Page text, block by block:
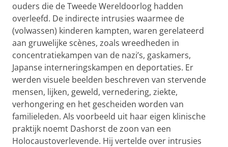
ouders die de Tweede Wereldoorlog hadden
overleefd. De indirecte intrusies waarmee de
(volwassen) kinderen kampten, waren gerelateerd
aan gruwelijke scènes, zoals wreedheden in
concentratiekampen van de nazi’s, gaskamers,
Japanse interneringskampen en deportaties. Er
werden visuele beelden beschreven van stervende
mensen, lijken, geweld, vernedering, ziekte,
verhongering en het gescheiden worden van
familieleden. Als voorbeeld uit haar eigen klinische
praktijk noemt Dashorst de zoon van een
Holocaustoverlevende. Hij vertelde over intrusies